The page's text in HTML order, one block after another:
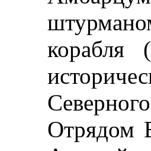
Отрядом